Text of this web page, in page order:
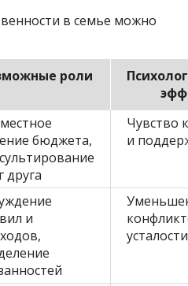
в семье можно
роли
бюджета,
друга
Чувство
и
и
усталости